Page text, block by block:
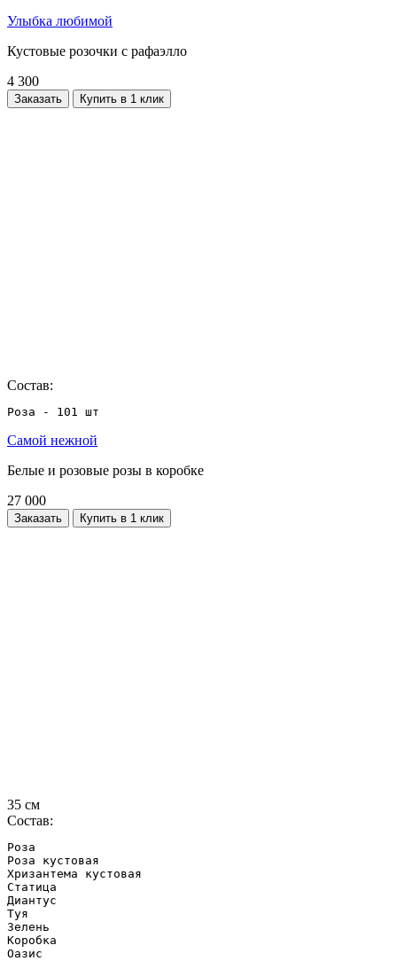
Улыбка любимой
Кустовые розочки с рафаэлло
4 300
Заказать Купить в 1 клик
Состав:
Роза - 101 шт
Самой нежной
Белые и розовые розы в коробке
27 000
Заказать Купить в 1 клик
35 см
Состав:
Роза
Роза кустовая
Хризантема кустовая
Статица
Диантус
Туя
Зелень
Коробка
Оазис